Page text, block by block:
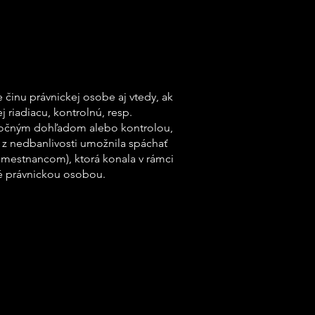
právnickej osobe aj vtedy, ak
riadiacu, kontrolnú, resp.
dohľadom alebo kontrolou,
nedbanlivosti umožnila spáchať
ktorá konala v rámci
právnickou osobou.